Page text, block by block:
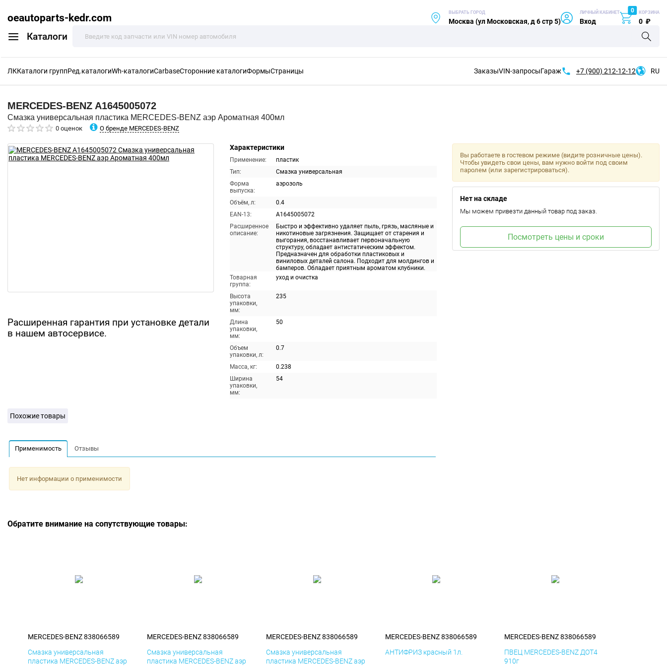
oeautoparts-kedr.com
Каталоги
ВЫБРАТЬ ГОРОД
Москва (ул Московская, д 6 стр 5)
ЛИЧНЫЙ КАБИНЕТ
Вход
0 КОРЗИНА
0 ₽
ЛККаталоги группРед.каталогиWh-каталогиCarbaseСторонние каталогиФормыСтраницы ЗаказыVIN-запросыГараж +7 (900) 212-12-12 RU
MERCEDES-BENZ A1645005072
Смазка универсальная пластика MERCEDES-BENZ аэр Ароматная 400мл
0 оценок О бренде MERCEDES-BENZ
Расширенная гарантия при установке детали
в нашем автосервисе.
Характеристики
Применение:
пластик
Тип:
Смазка универсальная
Форма
выпуска:
аэрозоль
Объём, л:
0.4
EAN-13:
A1645005072
Расширенное
описание:
Быстро и эффективно удаляет пыль, грязь, масляные и
никотиновые загрязнения. Защищает от старения и
выгорания, восстанавливает первоначальную
структуру, обладает антистатическим эффектом.
Предназначен для обработки пластиковых и
виниловых деталей салона. Подходит для молдингов и
бамперов. Обладает приятным ароматом клубники.
Товарная
группа:
уход и очистка
Высота
упаковки,
мм:
235
Длина
упаковки,
мм:
50
Объем
упаковки, л:
0.7
Масса, кг:
0.238
Ширина
упаковки,
мм:
54
Вы работаете в гостевом режиме (видите розничные цены).
Чтобы увидеть свои цены, вам нужно войти под своим
паролем (или зарегистрироваться).
Нет на складе
Мы можем привезти данный товар под заказ.
Посмотреть цены и сроки
Похожие товары
Применимость Отзывы
Нет информации о применимости
Обратите внимание на сопутствующие товары:
MERCEDES-BENZ 838066589
Смазка универсальная
пластика MERCEDES-BENZ аэр
MERCEDES-BENZ 838066589
Смазка универсальная
пластика MERCEDES-BENZ аэр
MERCEDES-BENZ 838066589
Смазка универсальная
пластика MERCEDES-BENZ аэр
MERCEDES-BENZ 838066589
АНТИФРИЗ красный 1л.
MERCEDES-BENZ 838066589
ПВЕЦ MERCEDES-BENZ ДОТ4
910г